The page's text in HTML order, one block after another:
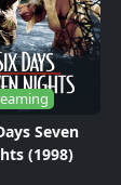
Seven
(1998)